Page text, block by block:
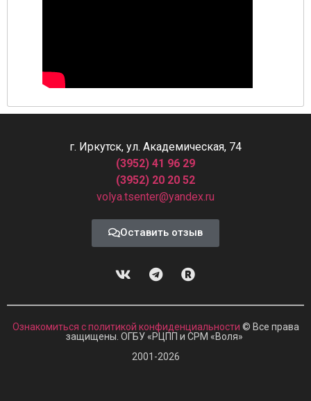
г. Иркутск, ул. Академическая, 74
(3952) 41 96 29
(3952) 20 20 52
volya.tsenter@yandex.ru
Оставить отзыв
Ознакомиться с политикой конфиденциальности © Все права
защищены. ОГБУ «РЦПП и СРМ «Воля»
2001-2026